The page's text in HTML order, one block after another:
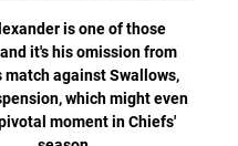
in the final minute before Lanzini netted with almost the final kick of the game to send the West Ham fans on their long journey home with something to cheer about. 

Of Manchester United's four permanent managers since Sir Alex Ferguson's departure from the club, including David Moyes, Louis van Gaal and Jose Mourinho as well as Solskjaer, the Norwegian's overall win rate of 54 per cent puts him second. 

วิเคราะห์ผลบอล ลาซิโอ VS บาเยิร์น มิวนิค | 14.2.2024 4 ชั่วโมงที่ผ่านมา — คาดว่ากุนซือ เมาริซิโอ ซาร์รี่ จะปรับทัพจากเกมล่าสุดที่บุกไปชนะ กายารี่ 3-1 ในศึกกัลโช่ เซเรีย อา และพร้อมจัดผู้เล่นชุดที่ดีที่สุดลงสนาม เพราะไม่มีแข้งหลักเจอโรคเดี้ยง แนวรับพร้อมให้ มาริโอ กิล่า ยืนเป็นกอง ...

It remains to be seen if there is any involvement for Daniel Podence, who has missed three games due to a foot issue but done some training ahead of this fixture. 

Swift took the set-piece, low and hard into the Forest area and perfect for Dann to sweep home past Samba. 

Rangnick will spend the next six months assessing his squad and judging which players can help push Manchester United in the right direction. Until recently, Rashford would have been seen as a player to build around, but this is no longer guaranteed. He, like so many others, must prove his worth.

Juan Cuadrado scored an incredible goal as Juventus cruised past strugglers Genoa to go fifth in Serie A.

Mbappe made it 3-0 with a simple goal as Georginio Wijnaldum beat the offside trap and squared the ball to the forward who rolled it into an empty net in the 63rd minute, with Bordeaux goalkeeper Benoit Costil stranded. 

Of course this was all done with both Liverpool and City protecting leads against Villarreal and Real Madrid respectively going into Champions League final semi-final second legs, but it is a delicate balancing act when those decisions are made in the knowledge one slip could cost a major prize. 

Minamino’s form this season has been decent enough. He has scored five times, including a superbly-taken stoppage-time equaliser against Leicester just before Christmas, but Liverpool need him to do now what he hasn’t been able to do so far: get in the team and stay there.

Newcastle transfer rumours: Conor Coady becomes latest targetTransfer Centre LIVE!  The 29-year-old has entered the final 18 months of his Brighton contract. 

เกมส์ โด มิ โน่ ออนไลน์ - V0.7.0 2 ก.พ. 2567 — เกมส์ โด มิ โน่ ออนไลน์：คูฟัลปลื้มค้อนแชมป์ยูโรปาคอนฯในรังเหย้าเก่า. บาร์เซโลน่า ตกลงขายหุ้น บาร์ซ่า สตูดีโอส 24.5 เปอร์เซ็นต์ให้ โซซีโอส และหุ้นอีกจำนวนเท่ากันให้ ออร์เฟอุส ...

An expected goals figure of 7.4 in that period is fine on first viewing but dig a little deeper and becomes a tad more worrying. 

That result-clinching third came just two minutes before the planned protest, with Old Trafford a very feel-good environment after a wretched season - as it closes its doors for the summer. 

Rangnick said he was only recently made aware of the rivalry between Manchester United and Leeds and is looking forward to playing at a full Elland Road.

วิเคราะห์บอล แชมเปี้ยนส์ ลีก ลาซิโอ -vs - Goal.co Webboard 7 ชั่วโมงที่ผ่านมา — ฝั่งเสือใต้ บาเยิร์น มิวนิค ทีมเยือนตัวเจ็บเพียบ แบบนี้น่าจะลำบาก ต่อแพงอีก จ้าบ้านลาซิโอ ไม่ปล่อยให้โอกาสหลุดอยู่แร้ว จัดเต็ม พร้อมรับมือ ตัวเจ็บเพียบแบบนี้ คงจะเบียดยาก และต่อแพงอีก ...

เราทำให้เห็นมาตลอด! โธมัส ทูเคิ่ล มั่นใจ บาเยิร์น มิวนิค คืนฟอร์ม 5 ชั่วโมงที่ผ่านมา — โธมัส ทูเคิ่ล เฮดโค้ช บาเยิร์น มิวนิค แสดงความเชื่อมั่นว่า ทีมตนสามารถตอบสนองผลงานแย่จากเกมลีกนัดล่าสุดได้แบบทันที และบุกไปเอาชนะ ลาซิโอ ในศึก ยูฟ่า แชมเปี้ยนส์ ลีก รอบ 16 ทีมสุดท้าย นัดแรก ที่ ...

DERMOT'S VERDICT: A lot of people thought this should have been a red card, but it doesn't fall into that category. 

People will argue he's lost the ball afterwards but what you would say is that when he's got his hand on the ball, that's when Ramsey challenges him. Stephen Warnock: When you slam your hand on the ball, it's very difficult to keep it on the ground flat - it's always going to come back up. 

In a game where Carlo Ancelotti was looking to win his first trophy back in his second stint as Madrid manager, he can be pleased in the performance of two of his 'golden oldies' as 34-year-old Benzema and 36-year-old Modric came up with the goods to take the trophy back to the Spanish capital.

If you look at the net spend of the two squads it gives you a fair indication of why they've beaten us 7-0. I'm trying to stop the bucket leaking but it's been leaking for a long time.

The club is beyond everyone and I know they do the best for me, added Guardiola.  I don't feel they talk bad about me when we have bad results. 

Barclays became the title sponsor of the Women's Super League in 2019 as it pledged to invest in excess of &#163;15m in the women's and girls' game. 

วิเคราะห์บอลวันนี้ ยูฟ่า แชมเปี้ยนส์ ลีก ระหว่าง ลาซิโอ -vs- บาเยิร์น มิว 8 ชั่วโมงที่ผ่านมา — วิเคราะห์บอลวันนี้ ยูฟ่า แชมเปี้ยนส์ ลีก ลาซิโอ -vs- บาเยิร์น มิวนิค 14 กุมภาพันธ์ 2567 เวลา : เวลา : 03.00 น. ราคาบอล : บาเยิร์น มิวนิค ต่อ 0.75 สนามแข่งขัน: สตาดิโอ ...

Maybe I should be looking at that as well.  If he's up for it, maybe I should be up for it as well'. 

How the teams lined up | Match statsWatch Premier League highlights for free on Sky SportsPalace were unchanged after hammering Arsenal 3-0 on Monday Night Football with manager Patrick Vieira aiming to continue the form which had seen them lose just once in 11 matches before they take on Chelsea at Wembley in Sunday's FA Cup semi-final. 

Barcelona got off to a good start at El Sadar when Nico Gonzalez controlled an excellent Gavi pass from deep and finished after 12 minutes.   

บาเยิร์น มิวนิค ชนะ ลาซิโอ 2-0 คว้าตั๋วเข้ารอบ 8 ทีมยูฟ่า แชมเปี้ยน ศึกฟุตบอลยูฟ่า แชมเปี้ยนส์ลีก รอบ 16 ทีมสุดท้าย เลกสอง เป็นการพบกันระหว่าง บาเยิร์น มิวนิค ที่เปิดสนามอลิอันซ์ อารีนา ต้อนรับการมาเยือนของ ลาซิโอฝั่งเรือใบสีฟ้า ที่เอาชนะในเลกแรกมา 4-1 ...

They won't struggle to score goals in this league.  This is not a good place to go to try and get back on the horse. 

But the deal is not done yet.  This will be good for him in changing the club's philosophy and its identity. 

Reus returned the favour six minutes later, playing a one-two with Dutchman Malen, who powered a shot through the grasp of Sommer to double Dortmund's advantage. 

Everton's main issues at the moment are at the back. I feel they've got enough creativity and attacking threat to start winning again, but you can't give the opposition two or three goals a game and expect your forwards to get you out of jail.

Meanwhile, they have scored two or more goals in 50 per cent of their Premier League games this season, and if they meet that required goal average in this fixture then it's hard to see Burnley getting anything from the match. 

Uefa's website is live streaming the draw, while the BBC Sport website will have text commentary and reaction.

Clear-cut chances were hard to come by for Birmingham, who look safe from yet another relegation battle with a 13-point gap between them and the bottom three, with Gary Gardner hitting a strike wide of goal and Marc Roberts unable to hit the target from close range. 

Back on the pitch, Godfrey survived a VAR check for a red card after standing on Tomiyasu's face on his follow through. 

PSG had chances to win, notably a penalty shout from Achraf Hakimi and a Neymar goal ruled out by VAR when Mbappe was judged to have committted a foul in the build-up.  

In fairness to the referee, it could be argued that neither of Rodri's fouls, although they stopped promising Arsenal attacks, were bookings. 

Declan Rice was c